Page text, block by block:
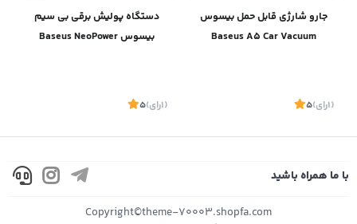
جارو شارژی قابل حمل بیسوس
Baseus A5 Car Vacuum
(1 رای)
5
دستگاه پولیش برقی بی سیم
بیسوس Baseus NeoPower
(1 رای)
5
با ما همراه باشید
Copyright©theme-70003.shopfa.com